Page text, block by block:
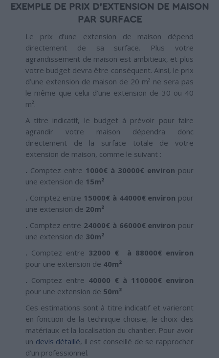
EXEMPLE DE PRIX D’EXTENSION DE MAISON
PAR SURFACE
Le prix d’une extension de maison dépend
directement de sa surface. Plus votre
agrandissement de maison est ambitieux, et plus
votre budget devra être conséquent. Ainsi, le prix
d’une extension de maison de 20 m² ne sera pas
le même que celui d’une extension de 30 ou 40
m².
A titre indicatif, le budget à prévoir pour faire
agrandir votre maison dépendra donc
directement de la surface totale de votre
extension de maison, comme le suivant :
. Comptez entre 1000€ à 30000€ environ pour
une extension de 15m²
. Comptez entre 15000€ à 44000€ environ pour
une extension de 20m²
. Comptez entre 24000€ à 66000€ environ pour
une extension de 30m²
. Comptez entre 32000 € à 88000€ environ
pour une extension de 40m²
. Comptez entre 40000 € à 110000€ environ
pour une extension de 50m²
Ces estimations sont à titre indicatif et varieront
en fonction de la technique choisie, le choix des
matériaux et la localisation du chantier. Pour avoir
un devis détaillé, il est conseillé de se rapprocher
d’un professionnel.